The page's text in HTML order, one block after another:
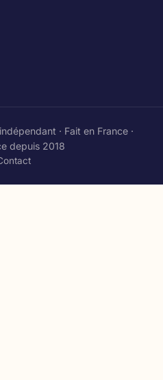
· Fait en France ·
depuis 2018